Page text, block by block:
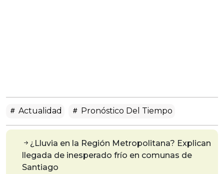
Actualidad Pronóstico Del Tiempo
¿Lluvia en la Región Metropolitana? Explican
llegada de inesperado frío en comunas de
Santiago